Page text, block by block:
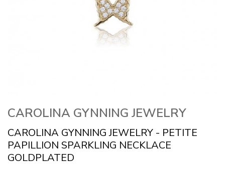
CAROLINA GYNNING JEWELRY
CAROLINA GYNNING JEWELRY - PETITE
PAPILLION SPARKLING NECKLACE
GOLDPLATED